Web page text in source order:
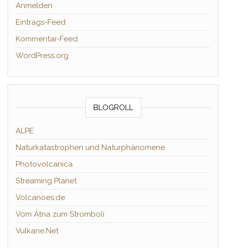
Anmelden
Eintrags-Feed
Kommentar-Feed
WordPress.org
BLOGROLL
ALPE
Naturkatastrophen und Naturphänomene
Photovolcanica
Streaming Planet
Volcanoes.de
Vom Ätna zum Stromboli
Vulkane.Net